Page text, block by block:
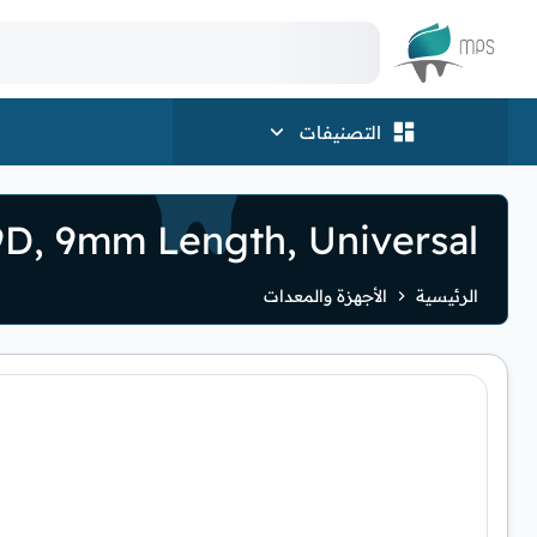
الشعار
التصنيفات
9mm Length, Universal
الرئيسية الأجهزة والمعدات